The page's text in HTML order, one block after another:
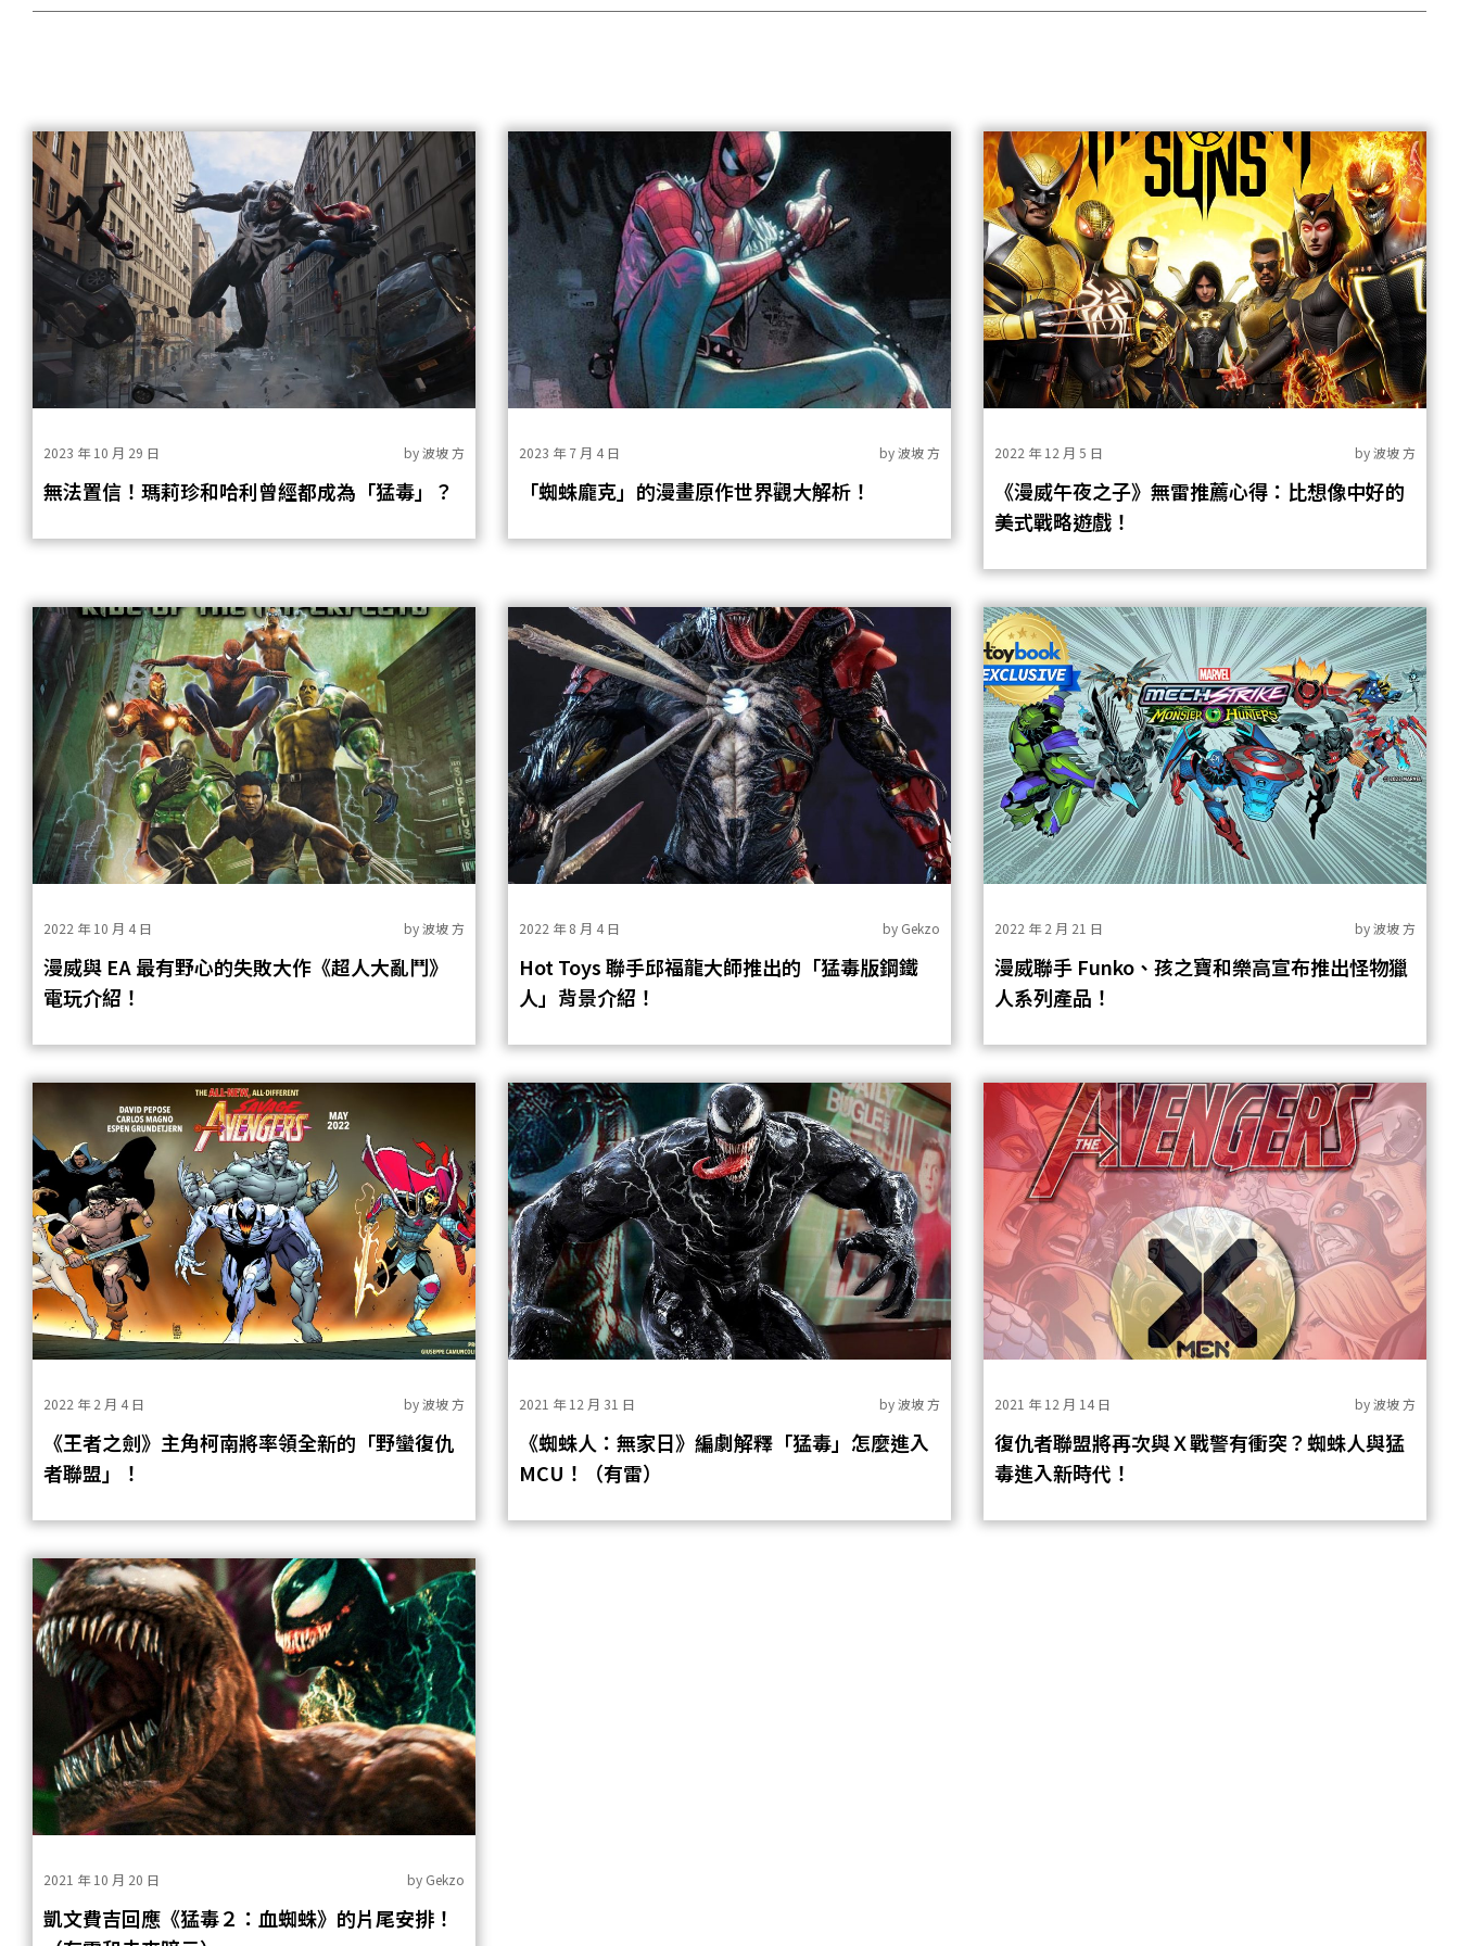
2023 年 10 月 29 日 by波坡 方
無法置信！瑪莉珍和哈利曾經都成為「猛毒」？
2023 年 7 月 4 日 by波坡 方
「蜘蛛龐克」的漫畫原作世界觀大解析！
2022 年 12 月 5 日 by波坡 方
《漫威午夜之子》無雷推薦心得：比想像中好的
美式戰略遊戲！
2022 年 10 月 4 日 by波坡 方
漫威與 EA 最有野心的失敗大作《超人大亂鬥》
電玩介紹！
2022 年 8 月 4 日 by Gekzo
Hot Toys 聯手邱福龍大師推出的「猛毒版鋼鐵
人」背景介紹！
2022 年 2 月 21 日 by波坡 方
漫威聯手 Funko、孩之寶和樂高宣布推出怪物獵
人系列產品！
2022 年 2 月 4 日 by波坡 方
《王者之劍》主角柯南將率領全新的「野蠻復仇
者聯盟」！
2021 年 12 月 31 日 by波坡 方
《蜘蛛人：無家日》編劇解釋「猛毒」怎麼進入
MCU！（有雷）
2021 年 12 月 14 日 by波坡 方
復仇者聯盟將再次與Ｘ戰警有衝突？蜘蛛人與猛
毒進入新時代！
2021 年 10 月 20 日 by Gekzo
凱文費吉回應《猛毒２：血蜘蛛》的片尾安排！